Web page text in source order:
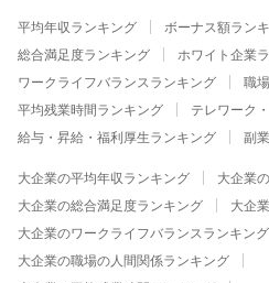
平均年収ランキング
ボーナス額ラン
総合満足度ランキング
ホワイト企業
ワークライフバランスランキング
職
平均残業時間ランキング
テレワーク
給与・昇給・福利厚生ランキング
副
大企業の平均年収ランキング
大企業
大企業の総合満足度ランキング
大企
大企業のワークライフバランスランキング
大企業の職場の人間関係ランキング